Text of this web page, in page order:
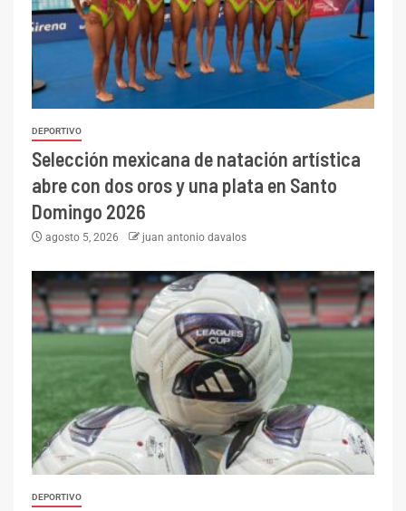
DEPORTIVO
Selección mexicana de natación artística
abre con dos oros y una plata en Santo
Domingo 2026
agosto 5, 2026 juan antonio davalos
DEPORTIVO